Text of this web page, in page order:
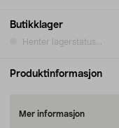
Butikklager
Henter lagerstatus...
Produktinformasjon
Mer informasjon